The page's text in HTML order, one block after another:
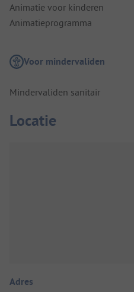
Animatie voor kinderen
Animatieprogramma
Voor mindervaliden
Mindervaliden sanitair
Locatie
Adres